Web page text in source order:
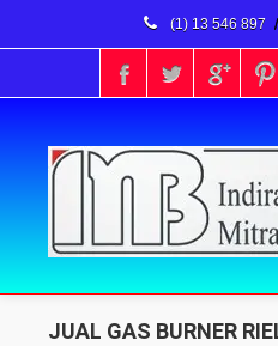
(1) 13 546 897 /
JUAL GAS BURNER